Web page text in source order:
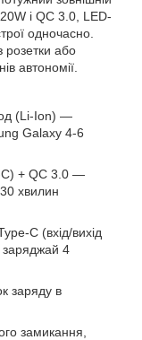
і QC 3.0, LED-
одночасно.
розетки або
автономії.
(Li-Ion) —
Galaxy 4-6
C) + QC 3.0 —
хвилин
C (вхід/вихід
4
заряду в
замикання,